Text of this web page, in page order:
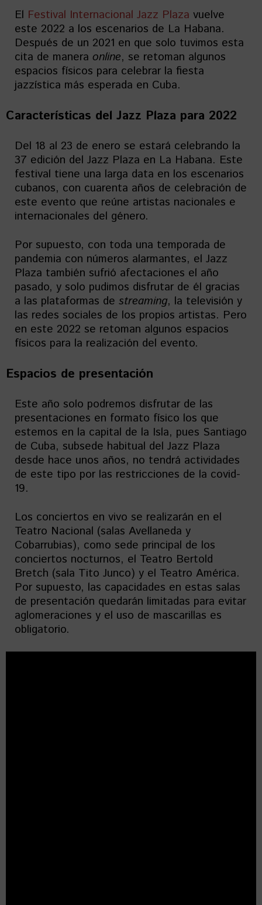
El Festival Internacional Jazz Plaza vuelve
este 2022 a los escenarios de La Habana.
Después de un 2021 en que solo tuvimos esta
cita de manera online, se retoman algunos
espacios físicos para celebrar la fiesta
jazzística más esperada en Cuba.
Características del Jazz Plaza para 2022
Del 18 al 23 de enero se estará celebrando la
37 edición del Jazz Plaza en La Habana. Este
festival tiene una larga data en los escenarios
cubanos, con cuarenta años de celebración de
este evento que reúne artistas nacionales e
internacionales del género.
Por supuesto, con toda una temporada de
pandemia con números alarmantes, el Jazz
Plaza también sufrió afectaciones el año
pasado, y solo pudimos disfrutar de él gracias
a las plataformas de streaming, la televisión y
las redes sociales de los propios artistas. Pero
en este 2022 se retoman algunos espacios
físicos para la realización del evento.
Espacios de presentación
Este año solo podremos disfrutar de las
presentaciones en formato físico los que
estemos en la capital de la Isla, pues Santiago
de Cuba, subsede habitual del Jazz Plaza
desde hace unos años, no tendrá actividades
de este tipo por las restricciones de la covid-
19.
Los conciertos en vivo se realizarán en el
Teatro Nacional (salas Avellaneda y
Cobarrubias), como sede principal de los
conciertos nocturnos, el Teatro Bertold
Bretch (sala Tito Junco) y el Teatro América.
Por supuesto, las capacidades en estas salas
de presentación quedarán limitadas para evitar
aglomeraciones y el uso de mascarillas es
obligatorio.